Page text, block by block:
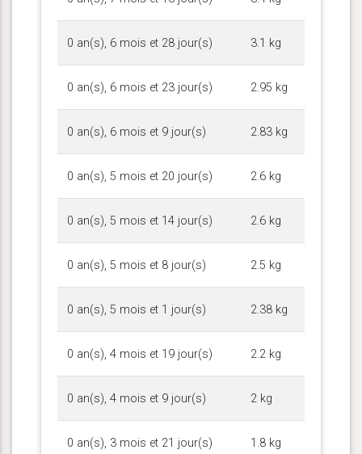
0 an(s), 6 mois et 28 jour(s) 3.1 kg
0 an(s), 6 mois et 23 jour(s) 2.95 kg
0 an(s), 6 mois et 9 jour(s) 2.83 kg
0 an(s), 5 mois et 20 jour(s) 2.6 kg
0 an(s), 5 mois et 14 jour(s) 2.6 kg
0 an(s), 5 mois et 8 jour(s) 2.5 kg
0 an(s), 5 mois et 1 jour(s) 2.38 kg
0 an(s), 4 mois et 19 jour(s) 2.2 kg
0 an(s), 4 mois et 9 jour(s) 2 kg
0 an(s), 3 mois et 21 jour(s) 1.8 kg